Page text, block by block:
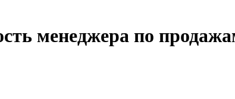
менеджера по